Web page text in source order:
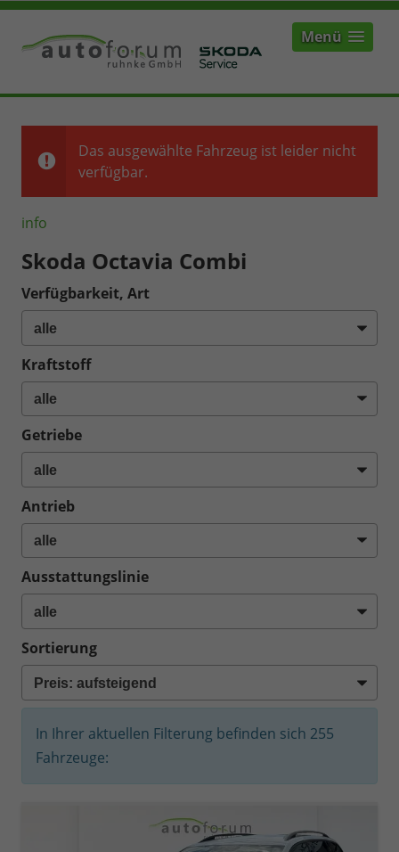
Menü
Das ausgewählte Fahrzeug ist leider nicht
verfügbar.
info
Skoda Octavia Combi
Verfügbarkeit, Art
Kraftstoff
Getriebe
Antrieb
Ausstattungslinie
Sortierung
In Ihrer aktuellen Filterung befinden sich 255
Fahrzeuge: